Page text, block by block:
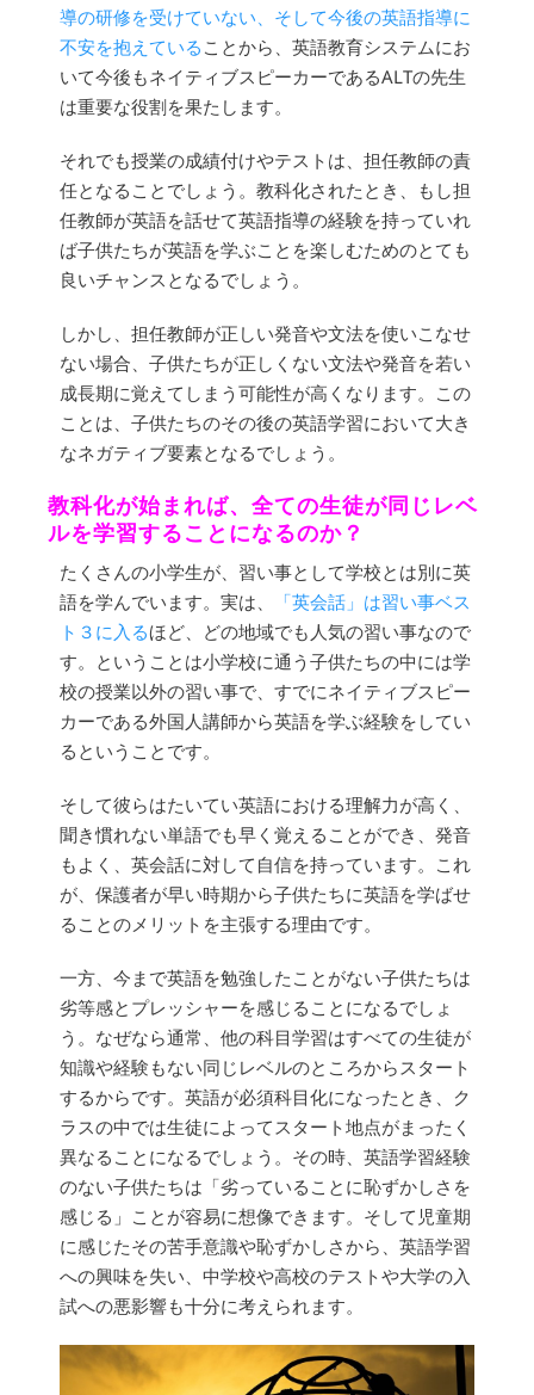
導の研修を受けていない、そして今後の英語指導に
不安を抱えている ことから、英語教育システムにお
いて今後もネイティブスピーカーであるALTの先生
は重要な役割を果たします。
それでも授業の成績付けやテストは、担任教師の責
任となることでしょう。教科化されたとき、もし担
任教師が英語を話せて英語指導の経験を持っていれ
ば子供たちが英語を学ぶことを楽しむためのとても
良いチャンスとなるでしょう。
しかし、担任教師が正しい発音や文法を使いこなせ
ない場合、子供たちが正しくない文法や発音を若い
成長期に覚えてしまう可能性が高くなります。この
ことは、子供たちのその後の英語学習において大き
なネガティブ要素となるでしょう。
教科化が始まれば、全ての生徒が同じレベ
ルを学習することになるのか？
たくさんの小学生が、習い事として学校とは別に英
語を学んでいます。実は、
「英会話」は習い事ベス
ト３に入るほど、どの地域でも人気の習い事なので
す。ということは小学校に通う子供たちの中には学
校の授業以外の習い事で、すでにネイティブスピー
カーである外国人講師から英語を学ぶ経験をしてい
るということです。
そして彼らはたいてい英語における理解力が高く、
聞き慣れない単語でも早く覚えることができ、発音
もよく、英会話に対して自信を持っています。これ
が、保護者が早い時期から子供たちに英語を学ばせ
ることのメリットを主張する理由です。
一方、今まで英語を勉強したことがない子供たちは
劣等感とプレッシャーを感じることになるでしょ
う。なぜなら通常、他の科目学習はすべての生徒が
知識や経験もない同じレベルのところからスタート
するからです。英語が必須科目化になったとき、ク
ラスの中では生徒によってスタート地点がまったく
異なることになるでしょう。その時、英語学習経験
のない子供たちは「劣っていることに恥ずかしさを
感じる」ことが容易に想像できます。そして児童期
に感じたその苦手意識や恥ずかしさから、英語学習
への興味を失い、中学校や高校のテストや大学の入
試への悪影響も十分に考えられます。